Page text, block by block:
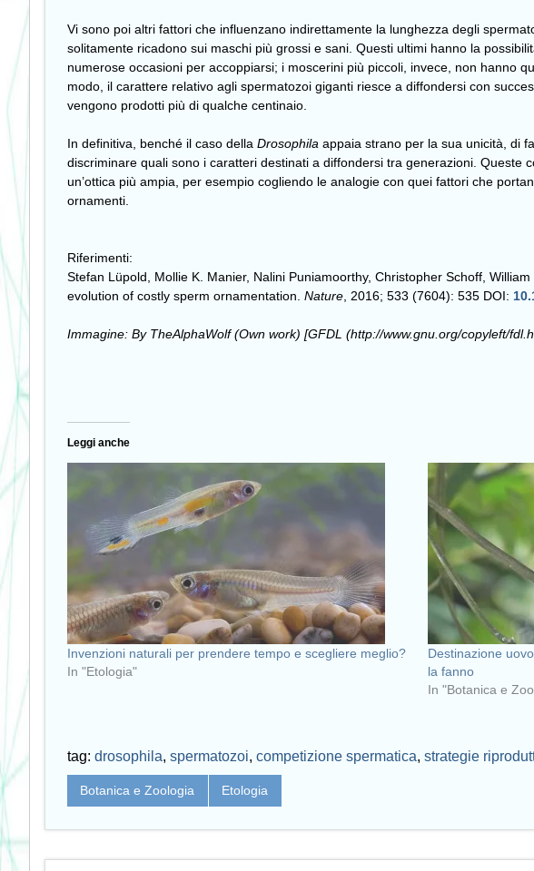
Vi sono poi altri fattori che influenzano indirettamente la lunghezza degli
solitamente ricadono sui maschi più grossi e sani. Questi ultimi hanno la
numerose occasioni per accoppiarsi; i moscerini più piccoli, invece, non hanno
modo, il carattere relativo agli spermatozoi giganti riesce a diffondersi con
vengono prodotti più di qualche centinaio.
In definitiva, benché il caso della Drosophila appaia strano per la sua unicità, di
discriminare quali sono i caratteri destinati a diffondersi tra generazioni.
un’ottica più ampia, per esempio cogliendo le analogie con quei fattori che
ornamenti.
Riferimenti:
Stefan Lüpold, Mollie K. Manier, Nalini Puniamoorthy, Christopher Schoff,
evolution of costly sperm ornamentation. Nature , 2016; 533 (7604): 535 DOI:
Immagine: By TheAlphaWolf (Own work) [GFDL (http://www.gnu.org/copyleft/
Leggi anche
Invenzioni naturali per prendere tempo e scegliere meglio?
In "Etologia"
Destinazione
la fanno
In "Botanica e
tag: drosophila, spermatozoi, competizione spermatica, strategie
Botanica e Zoologia Etologia